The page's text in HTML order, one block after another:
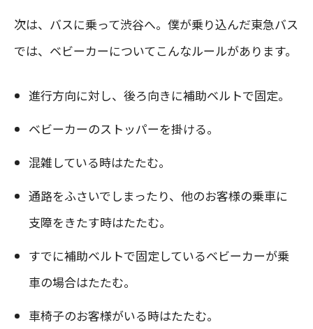
次は、バスに乗って渋谷へ。僕が乗り込んだ東急バス
では、ベビーカーについてこんなルールがあります。
進行方向に対し、後ろ向きに補助ベルトで固定。
ベビーカーのストッパーを掛ける。
混雑している時はたたむ。
通路をふさいでしまったり、他のお客様の乗車に
支障をきたす時はたたむ。
すでに補助ベルトで固定しているベビーカーが乗
車の場合はたたむ。
車椅子のお客様がいる時はたたむ。